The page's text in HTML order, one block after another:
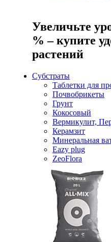
Увеличьте
% – купите
растений
Субстраты
Таблетки для
Почвобрикеты
Грунт
Кокосовый
Вермикулит,
Керамзит
Минеральная
Eazy plug
ZeoFlora